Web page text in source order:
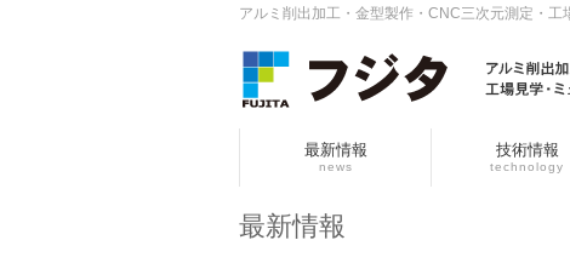
アルミ削出加工・金型製作・CNC三次元測定・
最新情報
news
技術情報
technology
最新情報